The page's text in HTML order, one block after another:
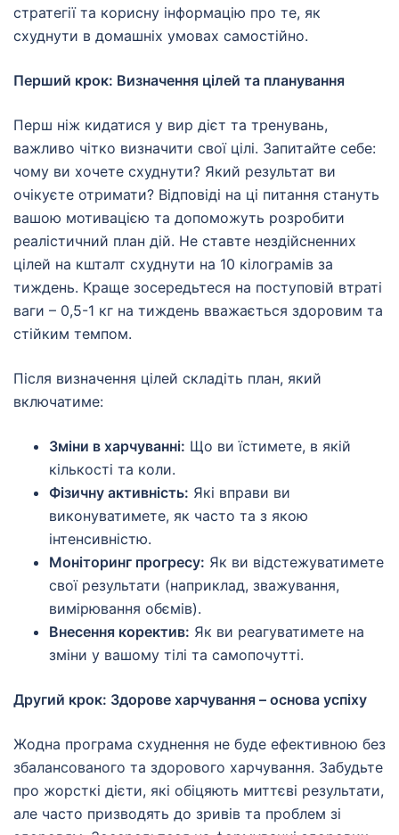
стратегії та корисну інформацію про те, як
схуднути в домашніх умовах самостійно.
Перший крок: Визначення цілей та планування
Перш ніж кидатися у вир дієт та тренувань,
важливо чітко визначити свої цілі. Запитайте себе:
чому ви хочете схуднути? Який результат ви
очікуєте отримати? Відповіді на ці питання стануть
вашою мотивацією та допоможуть розробити
реалістичний план дій. Не ставте нездійсненних
цілей на кшталт схуднути на 10 кілограмів за
тиждень. Краще зосередьтеся на поступовій втраті
ваги – 0,5-1 кг на тиждень вважається здоровим та
стійким темпом.
Після визначення цілей складіть план, який
включатиме:
Зміни в харчуванні: Що ви їстимете, в якій
кількості та коли.
Фізичну активність: Які вправи ви
виконуватимете, як часто та з якою
інтенсивністю.
Моніторинг прогресу: Як ви відстежуватимете
свої результати (наприклад, зважування,
вимірювання обємів).
Внесення коректив: Як ви реагуватимете на
зміни у вашому тілі та самопочутті.
Другий крок: Здорове харчування – основа успіху
Жодна програма схуднення не буде ефективною без
збалансованого та здорового харчування. Забудьте
про жорсткі дієти, які обіцяють миттєві результати,
але часто призводять до зривів та проблем зі